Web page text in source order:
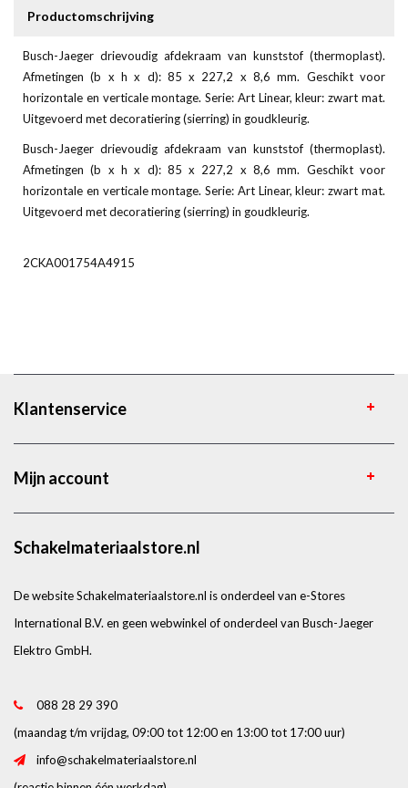
Productomschrijving
Busch-Jaeger drievoudig afdekraam van kunststof (thermoplast).
Afmetingen (b x h x d): 85 x 227,2 x 8,6 mm. Geschikt voor
horizontale en verticale montage. Serie: Art Linear, kleur: zwart mat.
Uitgevoerd met decoratiering (sierring) in goudkleurig.
Busch-Jaeger drievoudig afdekraam van kunststof (thermoplast).
Afmetingen (b x h x d): 85 x 227,2 x 8,6 mm. Geschikt voor
horizontale en verticale montage. Serie: Art Linear, kleur: zwart mat.
Uitgevoerd met decoratiering (sierring) in goudkleurig.
2CKA001754A4915
Klantenservice
Mijn account
Schakelmateriaalstore.nl
De website Schakelmateriaalstore.nl is onderdeel van e-Stores
International B.V. en geen webwinkel of onderdeel van Busch-Jaeger
Elektro GmbH.
088 28 29 390
(maandag t/m vrijdag, 09:00 tot 12:00 en 13:00 tot 17:00 uur)
info@schakelmateriaalstore.nl